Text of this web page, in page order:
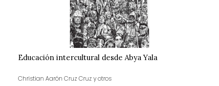
Educación intercultural desde Abya Yala
Christian Aarón Cruz Cruz y otros